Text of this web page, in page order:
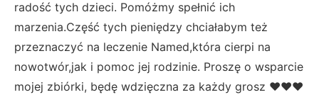
radość tych dzieci. Pomóżmy spełnić ich
marzenia.Część tych pieniędzy chciałabym też
przeznaczyć na leczenie Named,która cierpi na
nowotwór,jak i pomoc jej rodzinie. Proszę o wsparcie
mojej zbiórki, będę wdzięczna za każdy grosz ❤❤❤